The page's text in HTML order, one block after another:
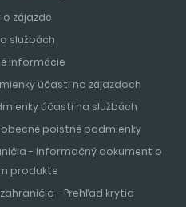
o zájazde
službách
informácie
účasti na zájazdoch
účasti na službách
poistné podmienky
- Informačný dokument o
produkte
- Prehľad krytia